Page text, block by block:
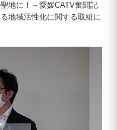
地に！～愛媛CATV奮闘記
地域活性化に関する取組に